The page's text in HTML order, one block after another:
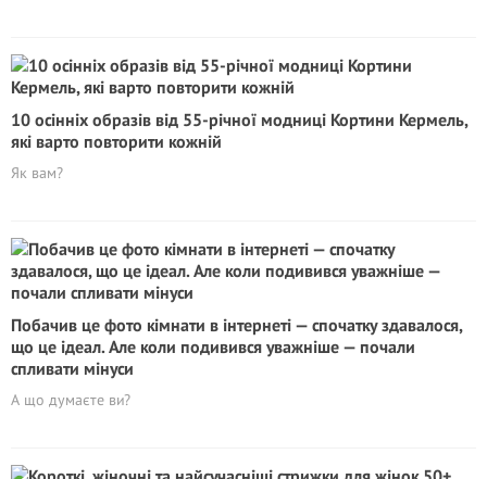
10 осінніх образів від 55-річної модниці Кортини Кермель,
які варто повторити кожній
Як вам?
Побачив це фото кімнати в інтернеті — спочатку здавалося,
що це ідеал. Але коли подивився уважніше — почали
спливати мінуси
А що думаєте ви?